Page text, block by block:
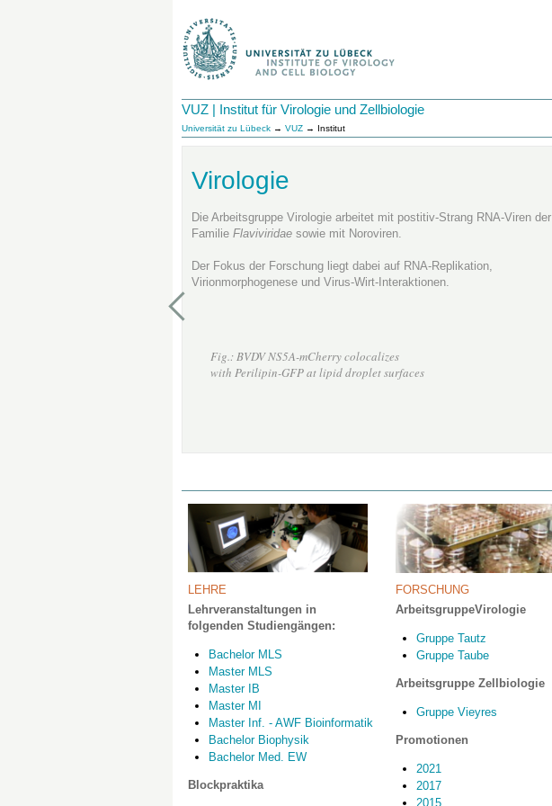
VUZ | Institut für Virologie und Zellbiologie
Universität zu Lübeck → VUZ → Institut
Virologie
Die Arbeitsgruppe Virologie arbeitet mit postitiv-Strang RNA-Viren der
Familie Flaviviridae sowie mit Noroviren.
Der Fokus der Forschung liegt dabei auf RNA-Replikation,
Virionmorphogenese und Virus-Wirt-Interaktionen.
Fig.: BVDV NS5A-mCherry colocalizes
with Perilipin-GFP at lipid droplet surfaces
LEHRE
Lehrveranstaltungen in
folgenden Studiengängen:
Bachelor MLS
Master MLS
Master IB
Master MI
Master Inf. - AWF Bioinformatik
Bachelor Biophysik
Bachelor Med. EW
Blockpraktika
FORSCHUNG
ArbeitsgruppeVirologie
Gruppe Tautz
Gruppe Taube
Arbeitsgruppe Zellbiologie
Gruppe Vieyres
Promotionen
2021
2017
2015